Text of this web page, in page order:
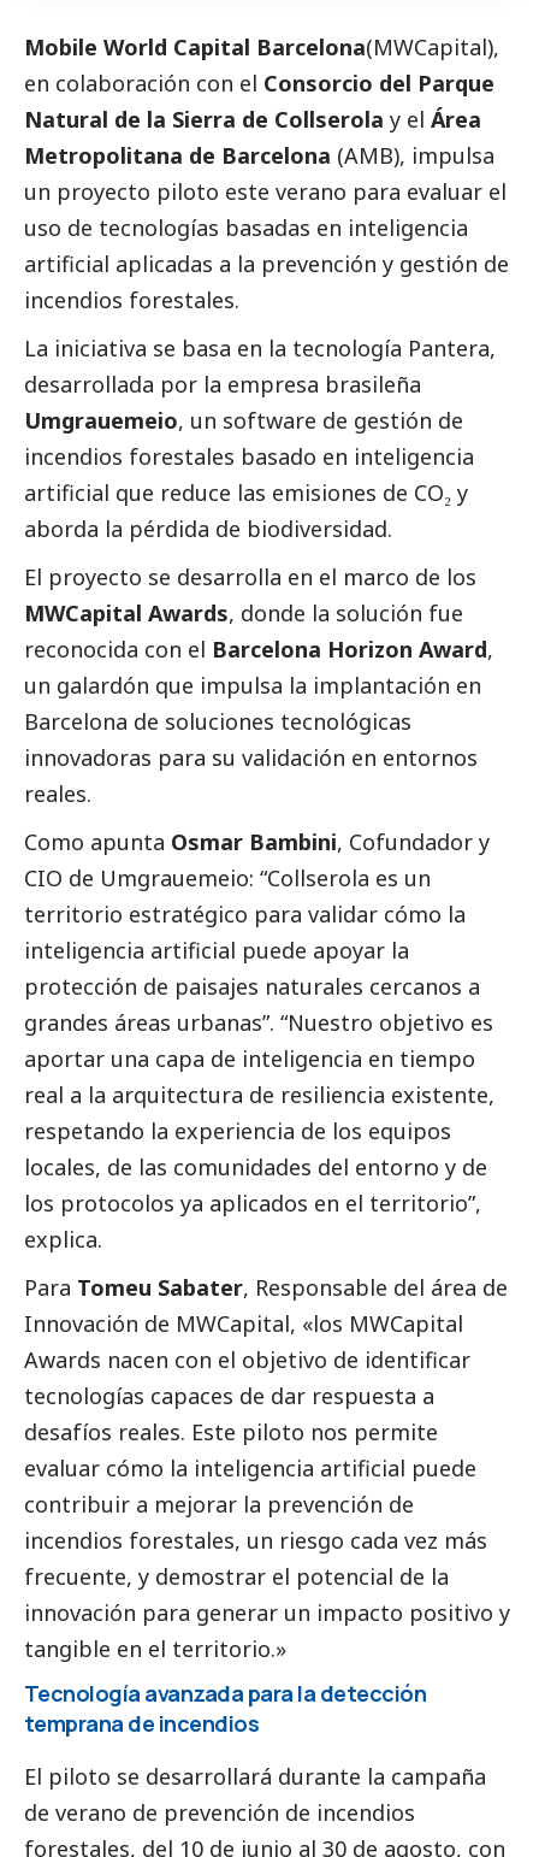
Mobile World Capital Barcelona(MWCapital),
en colaboración con el Consorcio del Parque
Natural de la Sierra de Collserola y el Área
Metropolitana de Barcelona (AMB), impulsa
un proyecto piloto este verano para evaluar el
uso de tecnologías basadas en inteligencia
artificial aplicadas a la prevención y gestión de
incendios forestales.
La iniciativa se basa en la tecnología Pantera,
desarrollada por la empresa brasileña
Umgrauemeio, un software de gestión de
incendios forestales basado en inteligencia
artificial que reduce las emisiones de CO₂ y
aborda la pérdida de biodiversidad.
El proyecto se desarrolla en el marco de los
MWCapital Awards, donde la solución fue
reconocida con el Barcelona Horizon Award,
un galardón que impulsa la implantación en
Barcelona de soluciones tecnológicas
innovadoras para su validación en entornos
reales.
Como apunta Osmar Bambini, Cofundador y
CIO de Umgrauemeio: “Collserola es un
territorio estratégico para validar cómo la
inteligencia artificial puede apoyar la
protección de paisajes naturales cercanos a
grandes áreas urbanas”. “Nuestro objetivo es
aportar una capa de inteligencia en tiempo
real a la arquitectura de resiliencia existente,
respetando la experiencia de los equipos
locales, de las comunidades del entorno y de
los protocolos ya aplicados en el territorio”,
explica.
Para Tomeu Sabater, Responsable del área de
Innovación de MWCapital, «los MWCapital
Awards nacen con el objetivo de identificar
tecnologías capaces de dar respuesta a
desafíos reales. Este piloto nos permite
evaluar cómo la inteligencia artificial puede
contribuir a mejorar la prevención de
incendios forestales, un riesgo cada vez más
frecuente, y demostrar el potencial de la
innovación para generar un impacto positivo y
tangible en el territorio.»
Tecnología avanzada para la detección
temprana de incendios
El piloto se desarrollará durante la campaña
de verano de prevención de incendios
forestales, del 10 de junio al 30 de agosto, con